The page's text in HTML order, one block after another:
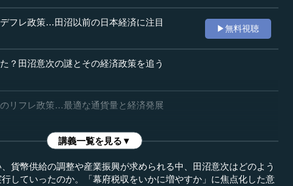
フレ政策…田沼以前の日本経済に注目
▶無料視聴
？田沼意次の謎とその経済政策を追う
リフレ政策…最適な通貨量と経済発展
講義一覧を見る▼
貨幣供給の調整や産業振興が求められる中、田沼意次はどのよう
していったのか。「幕府税収をいかに増やすか」に焦点化した意